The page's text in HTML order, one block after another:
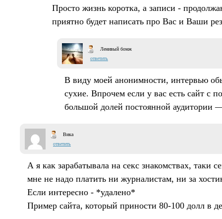
Просто жизнь коротка, а записи -
приятно будет написать про Вас и Ваши
Ленивый бомж
ответить
В виду моей анонимности, интервью
сухие. Впрочем если у вас есть сайт с
большой долей постоянной
Вика
ответить
А я как зарабатывала на секс знакомствах, таки
мне не надо платить ни журналистам, ни за
Если интересно - *удалено*
Пример сайта, который приности 80-100 долл в